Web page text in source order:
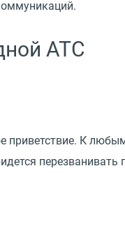
АТС
приветствие. К
перезванивать